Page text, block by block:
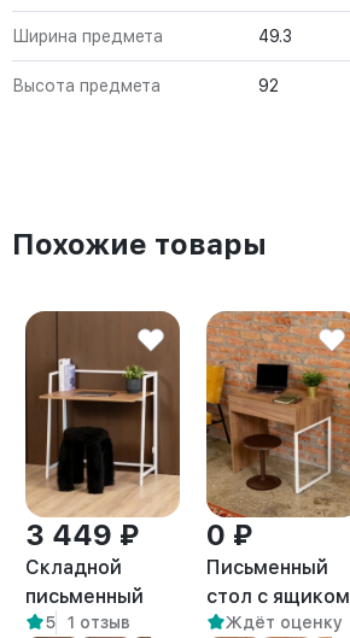
Ширина предмета 49.3
Высота предмета 92
Похожие товары
3 449 ₽
Складной
письменный
стол Кова
5 1 отзыв
0 ₽
Письменный
стол с ящиком
Адэр белый/
Ждёт оценку